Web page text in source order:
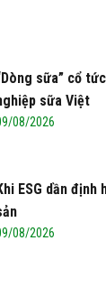
sữa” cổ
sữa Việt
08/2026
ESG dần
08/2026